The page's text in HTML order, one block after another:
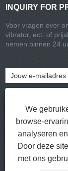
INQUIRY FOR
Voor vragen over
vibrator, ect. of
nemen binnen 24
Copyright ©
We
browse-
analyseren
Door deze
met ons